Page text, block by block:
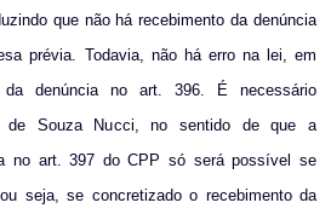
que não há recebimento da denúncia
prévia. Todavia, não há erro na lei, em
da denúncia no art. 396. É necessário
de Souza Nucci, no sentido de que a
no art. 397 do CPP só será possível se
seja, se concretizado o recebimento da